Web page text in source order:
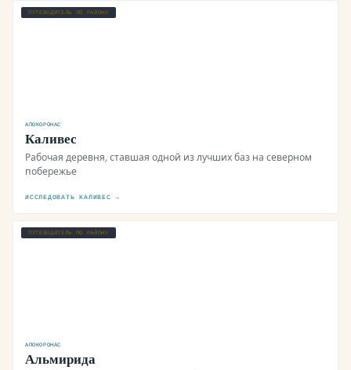
ПУТЕВОДИТЕЛЬ ПО РАЙОНУ
АПОКОРОНАС
Каливес
Рабочая деревня, ставшая одной из лучших баз на северном
побережье
ИССЛЕДОВАТЬ КАЛИВЕС →
ПУТЕВОДИТЕЛЬ ПО РАЙОНУ
АПОКОРОНАС
Альмирида